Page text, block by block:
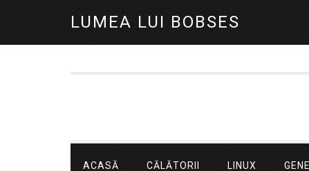
LUMEA LUI BOBSES
ACASĂ CĂLĂTORII LINUX